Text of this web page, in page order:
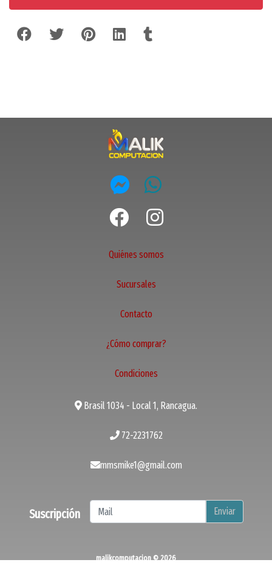
Quiénes somos
Sucursales
Contacto
¿Cómo comprar?
Condiciones
Brasil 1034 - Local 1, Rancagua.
72-2231762
mmsmike1@gmail.com
Suscripción Enviar
malikcomputacion © 2026